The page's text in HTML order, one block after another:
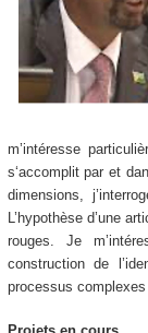
m’intéresse
s‘accomplit par et
dimensions,
L’hypothèse d’une
rouges. Je
construction de
processus